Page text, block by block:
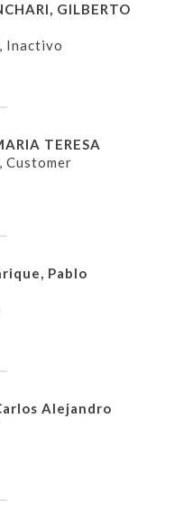
GILBERTO
Inactivo
TERESA
Customer
Pablo
Alejandro